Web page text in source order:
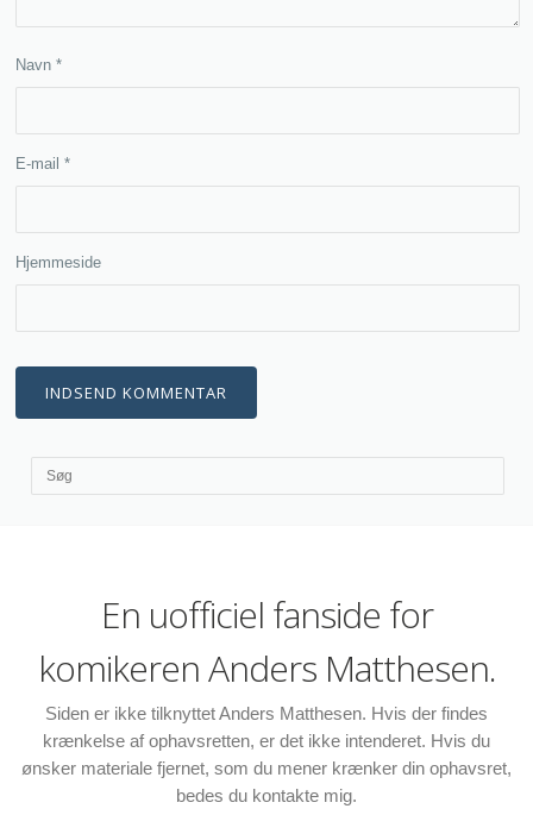
Navn*
E-mail*
Hjemmeside
En uofficiel fanside for
komikeren Anders Matthesen.
Siden er ikke tilknyttet Anders Matthesen. Hvis der findes
krænkelse af ophavsretten, er det ikke intenderet. Hvis du
ønsker materiale fjernet, som du mener krænker din ophavsret,
bedes du kontakte mig.